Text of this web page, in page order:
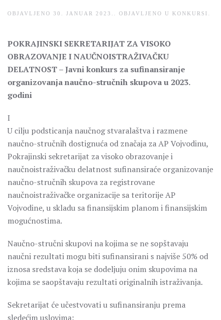
OBJAVLJENO 30. JANUAR 2023. . OBJAVLJENO U KONKURSI
POKRAJINSKI SEKRETARIJAT ZA VISOKO
OBRAZOVANJE I NAUČNOISTRAŽIVAČKU
DELATNOST –Javni konkurs za sufinansiranje
organizovanja naučno-stručnih skupova u 2023.
godini
I
U cilju podsticanja naučnog stvaralaštva i razmene
naučno-stručnih dostignuća od značaja za AP Vojvodinu,
Pokrajinski sekretarijat za visoko obrazovanje i
naučnoistraživačku delatnost sufinansiraće organizovanje
naučno-stručnih skupova za registrovane
naučnoistraživačke organizacije sa teritorije AP
Vojvodine, u skladu sa finansijskim planom i finansijskim
mogućnostima.
Naučno-stručni skupovi na kojima se ne sopštavaju
naučni rezultati mogu biti sufinansirani s najviše 50% od
iznosa sredstava koja se dodeljuju onim skupovima na
kojima se saopštavaju rezultati originalnih istraživanja.
Sekretarijat će učestvovati u sufinansiranju prema
sledećim uslovima: